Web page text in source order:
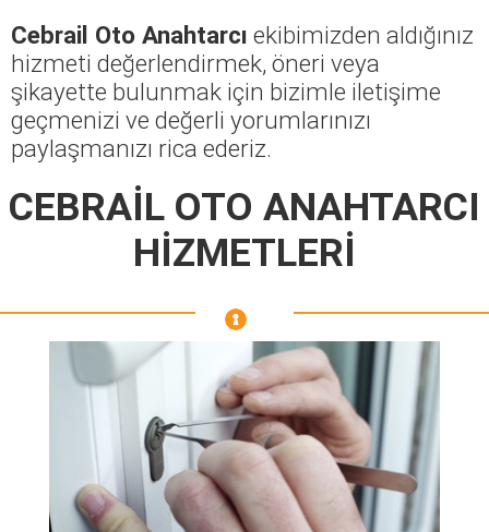
Cebrail Oto Anahtarcı ekibimizden aldığınız
hizmeti değerlendirmek, öneri veya
şikayette bulunmak için bizimle iletişime
geçmenizi ve değerli yorumlarınızı
paylaşmanızı rica ederiz.
CEBRAİL OTO ANAHTARCI
HİZMETLERİ